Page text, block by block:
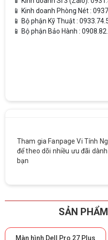
📱 Kinh doanh Lẻ 1 (Zalo):
📱 Kinh doanh Sỉ 3 (Zalo):
📱 Kinh doanh Phòng Nét :
📱 Bộ phận Kỹ Thuật :
Tham gia Fanpage Vi Tính
để theo dõi nhiều ưu đãi dành
SẢN